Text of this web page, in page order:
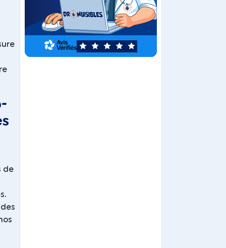
de
5